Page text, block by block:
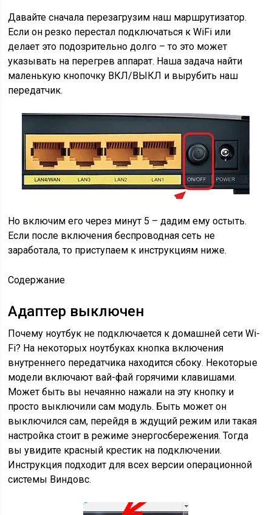
Давайте сначала перезагрузим наш маршрутизатор.
Если он резко перестал подключаться к WiFi или
делает это подозрительно долго – то это может
указывать на перегрев аппарат. Наша задача найти
маленькую кнопочку ВКЛ/ВЫКЛ и вырубить наш
передатчик.
Но включим его через минут 5 – дадим ему остыть.
Если после включения беспроводная сеть не
заработала, то приступаем к инструкциям ниже.
Содержание
Адаптер выключен
Почему ноутбук не подключается к домашней сети Wi-
Fi? На некоторых ноутбуках кнопка включения
внутреннего передатчика находится сбоку. Некоторые
модели включают вай-фай горячими клавишами.
Может быть вы нечаянно нажали на эту кнопку и
просто выключили сам модуль. Быть может он
выключился сам, перейдя в ждущий режим или такая
настройка стоит в режиме энергосбережения. Тогда
вы увидите красный крестик на подключении.
Инструкция подходит для всех версии операционной
системы Виндовс.